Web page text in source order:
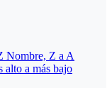
Nombre, Z a A
alto a más bajo